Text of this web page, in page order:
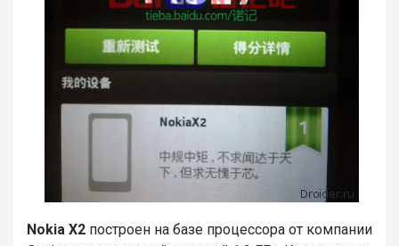
Nokia X2 построен на базе процессора от компании